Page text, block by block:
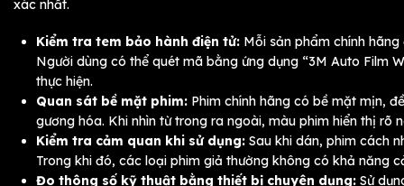
xác nhất.
Kiểm tra tem bảo hành điện tử: Mỗi sản phẩm chính
Người dùng có thể quét mã bằng ứng dụng “3M Auto Film
thực hiện.
Quan sát bề mặt phim: Phim chính hãng có bề mặt mịn,
gương hóa. Khi nhìn từ trong ra ngoài, màu phim hiển thị rõ
Kiểm tra cảm quan khi sử dụng: Sau khi dán, phim cách
Trong khi đó, các loại phim giả thường không có khả năng
Đo thông số kỹ thuật bằng thiết bị chuyên dụng: Sử